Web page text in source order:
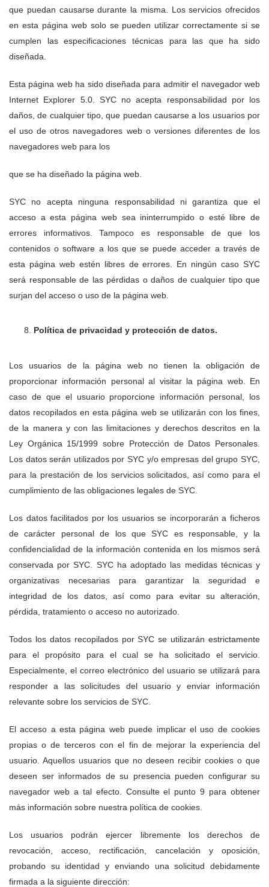
que puedan causarse durante la misma. Los servicios ofrecidos
en esta página web solo se pueden utilizar correctamente si se
cumplen las especificaciones técnicas para las que ha sido
diseñada.
Esta página web ha sido diseñada para admitir el navegador web
Internet Explorer 5.0. SYC no acepta responsabilidad por los
daños, de cualquier tipo, que puedan causarse a los usuarios por
el uso de otros navegadores web o versiones diferentes de los
navegadores web para los
que se ha diseñado la página web.
SYC no acepta ninguna responsabilidad ni garantiza que el
acceso a esta página web sea ininterrumpido o esté libre de
errores informativos. Tampoco es responsable de que los
contenidos o software a los que se puede acceder a través de
esta página web estén libres de errores. En ningún caso SYC
será responsable de las pérdidas o daños de cualquier tipo que
surjan del acceso o uso de la página web.
Política de privacidad y protección de datos.
Los usuarios de la página web no tienen la obligación de
proporcionar información personal al visitar la página web. En
caso de que el usuario proporcione información personal, los
datos recopilados en esta página web se utilizarán con los fines,
de la manera y con las limitaciones y derechos descritos en la
Ley Orgánica 15/1999 sobre Protección de Datos Personales.
Los datos serán utilizados por SYC y/o empresas del grupo SYC,
para la prestación de los servicios solicitados, así como para el
cumplimiento de las obligaciones legales de SYC.
Los datos facilitados por los usuarios se incorporarán a ficheros
de carácter personal de los que SYC es responsable, y la
confidencialidad de la información contenida en los mismos será
conservada por SYC. SYC ha adoptado las medidas técnicas y
organizativas necesarias para garantizar la seguridad e
integridad de los datos, así como para evitar su alteración,
pérdida, tratamiento o acceso no autorizado.
Todos los datos recopilados por SYC se utilizarán estrictamente
para el propósito para el cual se ha solicitado el servicio.
Especialmente, el correo electrónico del usuario se utilizará para
responder a las solicitudes del usuario y enviar información
relevante sobre los servicios de SYC.
El acceso a esta página web puede implicar el uso de cookies
propias o de terceros con el fin de mejorar la experiencia del
usuario. Aquellos usuarios que no deseen recibir cookies o que
deseen ser informados de su presencia pueden configurar su
navegador web a tal efecto. Consulte el punto 9 para obtener
más información sobre nuestra política de cookies.
Los usuarios podrán ejercer libremente los derechos de
revocación, acceso, rectificación, cancelación y oposición,
probando su identidad y enviando una solicitud debidamente
firmada a la siguiente dirección: